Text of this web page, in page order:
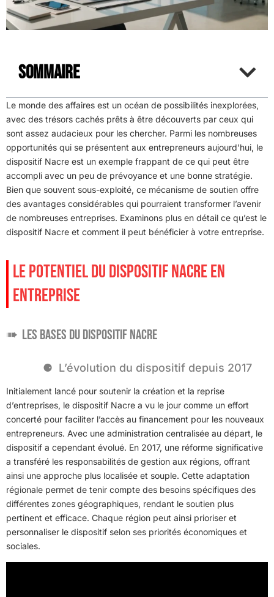
Sommaire
Le monde des affaires est un océan de possibilités inexplorées,
avec des trésors cachés prêts à être découverts par ceux qui
sont assez audacieux pour les chercher. Parmi les nombreuses
opportunités qui se présentent aux entrepreneurs aujourd’hui, le
dispositif Nacre est un exemple frappant de ce qui peut être
accompli avec un peu de prévoyance et une bonne stratégie.
Bien que souvent sous-exploité, ce mécanisme de soutien offre
des avantages considérables qui pourraient transformer l’avenir
de nombreuses entreprises. Examinons plus en détail ce qu’est le
dispositif Nacre et comment il peut bénéficier à votre entreprise.
LE POTENTIEL DU DISPOSITIF NACRE EN
ENTREPRISE
Les bases du dispositif Nacre
L’évolution du dispositif depuis 2017
Initialement lancé pour soutenir la création et la reprise
d’entreprises, le dispositif Nacre a vu le jour comme un effort
concerté pour faciliter l’accès au financement pour les nouveaux
entrepreneurs. Avec une administration centralisée au départ, le
dispositif a cependant évolué. En 2017, une réforme significative
a transféré les responsabilités de gestion aux régions, offrant
ainsi une approche plus localisée et souple. Cette adaptation
régionale permet de tenir compte des besoins spécifiques des
différentes zones géographiques, rendant le soutien plus
pertinent et efficace. Chaque région peut ainsi prioriser et
personnaliser le dispositif selon ses priorités économiques et
sociales.